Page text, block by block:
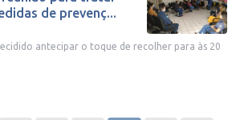
de prevenç...
antecipar o toque de recolher para às 20